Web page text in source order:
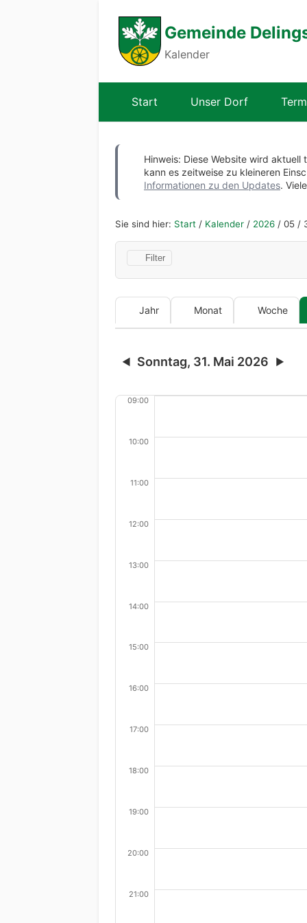
Gemeinde
Kalender
Start Unser Dorf
Hinweis: Diese Website wird
kann es zeitweise zu kleineren
Informationen zu den Updates.
Sie sind hier: Start / Kalender / 2026 / 05 /
Filter
Jahr Monat Woche
◀ Sonntag, 31. Mai 2026 ▶
09:00
10:00
11:00
12:00
13:00
14:00
15:00
16:00
17:00
18:00
19:00
20:00
21:00